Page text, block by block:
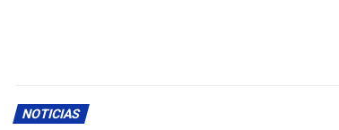
NOTICIAS